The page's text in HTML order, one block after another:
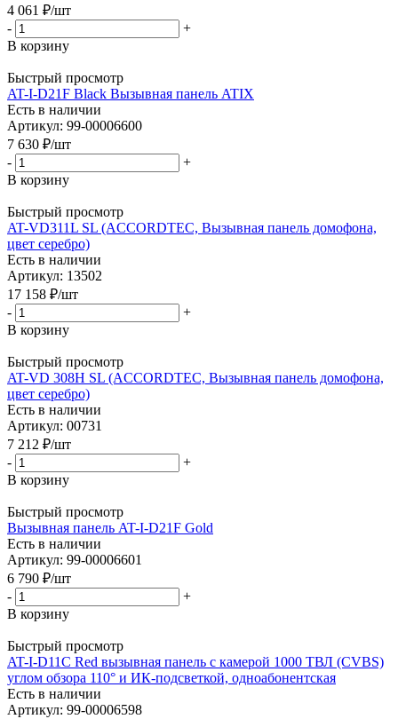
4 061 ₽/шт
-
+
В корзину
Быстрый просмотр
AT-I-D21F Black Вызывная панель ATIX
Есть в наличии
Артикул: 99-00006600
7 630 ₽/шт
-
+
В корзину
Быстрый просмотр
AT-VD311L SL (ACCORDTEC, Вызывная панель домофона,
цвет серебро)
Есть в наличии
Артикул: 13502
17 158 ₽/шт
-
+
В корзину
Быстрый просмотр
AT-VD 308H SL (ACCORDTEC, Вызывная панель домофона,
цвет серебро)
Есть в наличии
Артикул: 00731
7 212 ₽/шт
-
+
В корзину
Быстрый просмотр
Вызывная панель AT-I-D21F Gold
Есть в наличии
Артикул: 99-00006601
6 790 ₽/шт
-
+
В корзину
Быстрый просмотр
AT-I-D11C Red вызывная панель с камерой 1000 ТВЛ (CVBS)
углом обзора 110° и ИК-подсветкой, одноабонентская
Есть в наличии
Артикул: 99-00006598